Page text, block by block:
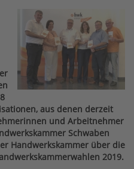
aus denen derzeit
und Arbeitnehmer
Schwaben
Handwerkskammer über die
2019.